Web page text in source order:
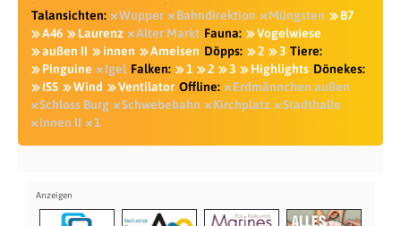
Talansichten: Wupper Bahndirektion Müngsten
B7
A46
Laurenz Alter Markt Fauna:
Vogelwiese
außen II
innen Ameisen Döpps: 2 3 Tiere:
Pinguine
Igel Falken: 1 2 3 Highlights Dönekes:
ISS
Wind Ventilator Offline:
Erdmännchen außen
Schloss Burg
Schwebebahn Kirchplatz
Stadthalle
innen II
1